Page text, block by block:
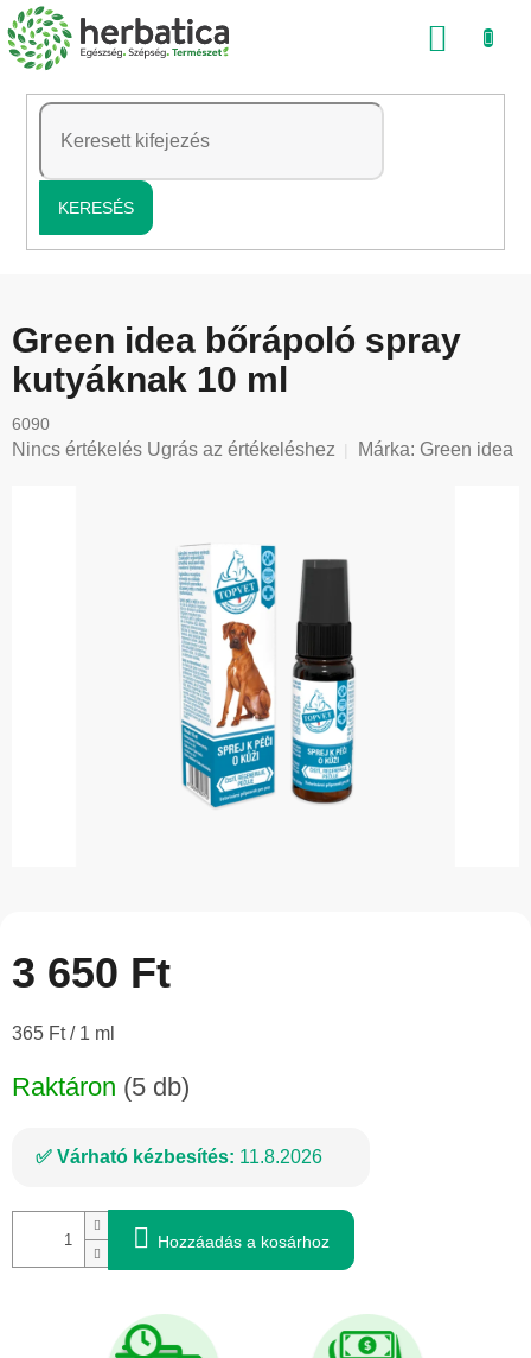
Ugrás
a
tartalomhoz
KERESÉS
Green idea bőrápoló spray
kutyáknak 10 ml
6090
A
Nincs értékelés Ugrás az értékeléshez Márka: Green idea
3 650 Ft
Egységár:
365 Ft / 1 ml
Raktáron (5 db)
Várható kézbesítés: 11.8.2026
Hozzáadás a kosárhoz